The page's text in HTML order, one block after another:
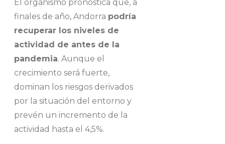
El organismo pronostica que, a
finales de año, Andorra podría
recuperar los niveles de
actividad de antes de la
pandemia. Aunque el
crecimiento será fuerte,
dominan los riesgos derivados
por la situación del entorno y
prevén un incremento de la
actividad hasta el 4,5%.